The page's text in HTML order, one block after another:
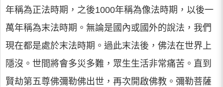
年稱為正法時期，之後1000年稱為像法時期，以後一
萬年稱為末法時期。無論是國內或國外的說法，我們
現在都是處於末法時期。過此末法後，佛法在世界上
隱沒。世間將會多災多難，眾生生活非常痛苦。直到
賢劫第五尊佛彌勒佛出世，再次開啟佛教。彌勒菩薩